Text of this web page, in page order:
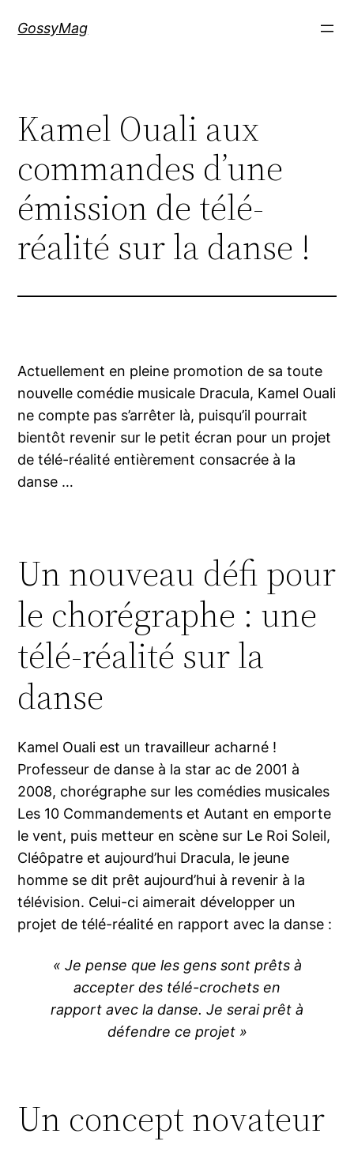
GossyMag
Kamel Ouali aux
commandes d’une
émission de télé-
réalité sur la danse !
Actuellement en pleine promotion de sa toute
nouvelle comédie musicale Dracula, Kamel Ouali
ne compte pas s’arrêter là, puisqu’il pourrait
bientôt revenir sur le petit écran pour un projet
de télé-réalité entièrement consacrée à la
danse …
Un nouveau défi pour
le chorégraphe : une
télé-réalité sur la
danse
Kamel Ouali est un travailleur acharné !
Professeur de danse à la star ac de 2001 à
2008, chorégraphe sur les comédies musicales
Les 10 Commandements et Autant en emporte
le vent, puis metteur en scène sur Le Roi Soleil,
Cléôpatre et aujourd’hui Dracula, le jeune
homme se dit prêt aujourd’hui à revenir à la
télévision. Celui-ci aimerait développer un
projet de télé-réalité en rapport avec la danse :
« Je pense que les gens sont prêts à
accepter des télé-crochets en
rapport avec la danse. Je serai prêt à
défendre ce projet »
Un concept novateur